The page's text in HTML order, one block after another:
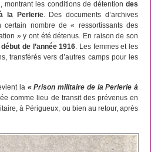
les conditions de détention des
la Perlerie. Des documents d’archives
certain nombre de « ressortissants des
» y ont été détenus. En raison de son
de l’année 1916. Les femmes et les
transférés vers d’autres camps pour les
la « Prison militaire de la Perlerie à
comme lieu de transit des prévenus en
à Périgueux, ou bien au retour, après